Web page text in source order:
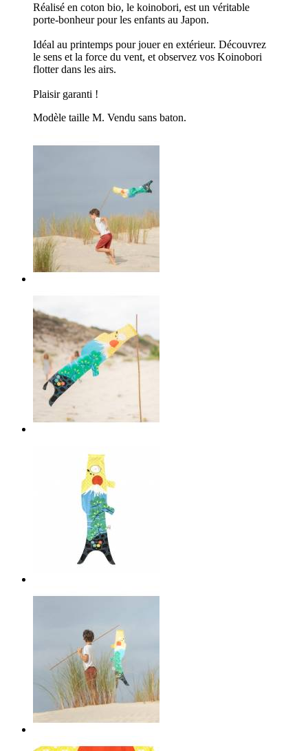
Réalisé en coton bio, le koinobori, est un véritable
porte-bonheur pour les enfants au Japon.
Idéal au printemps pour jouer en extérieur. Découvrez
le sens et la force du vent, et observez vos Koinobori
flotter dans les airs.
Plaisir garanti !
Modèle taille M. Vendu sans baton.